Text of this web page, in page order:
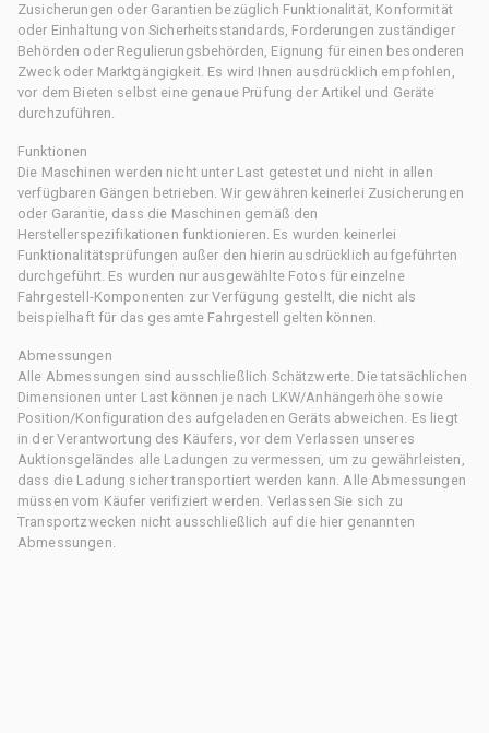
Zusicherungen oder Garantien bezüglich Funktionalität, Konformität
oder Einhaltung von Sicherheitsstandards, Forderungen zuständiger
Behörden oder Regulierungsbehörden, Eignung für einen besonderen
Zweck oder Marktgängigkeit. Es wird Ihnen ausdrücklich empfohlen,
vor dem Bieten selbst eine genaue Prüfung der Artikel und Geräte
durchzuführen.
Funktionen
Die Maschinen werden nicht unter Last getestet und nicht in allen
verfügbaren Gängen betrieben. Wir gewähren keinerlei Zusicherungen
oder Garantie, dass die Maschinen gemäß den
Herstellerspezifikationen funktionieren. Es wurden keinerlei
Funktionalitätsprüfungen außer den hierin ausdrücklich aufgeführten
durchgeführt. Es wurden nur ausgewählte Fotos für einzelne
Fahrgestell-Komponenten zur Verfügung gestellt, die nicht als
beispielhaft für das gesamte Fahrgestell gelten können.
Abmessungen
Alle Abmessungen sind ausschließlich Schätzwerte. Die tatsächlichen
Dimensionen unter Last können je nach LKW/Anhängerhöhe sowie
Position/Konfiguration des aufgeladenen Geräts abweichen. Es liegt
in der Verantwortung des Käufers, vor dem Verlassen unseres
Auktionsgeländes alle Ladungen zu vermessen, um zu gewährleisten,
dass die Ladung sicher transportiert werden kann. Alle Abmessungen
müssen vom Käufer verifiziert werden. Verlassen Sie sich zu
Transportzwecken nicht ausschließlich auf die hier genannten
Abmessungen.